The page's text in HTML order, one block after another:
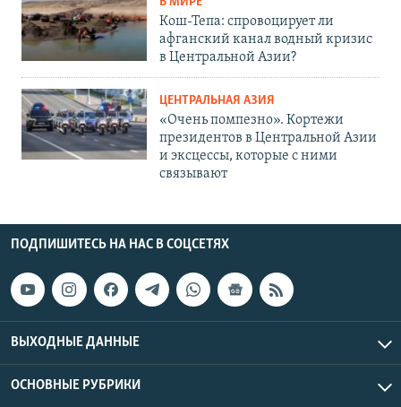
Кош-Тепа: спровоцирует ли
афганский канал водный кризис
в Центральной Азии?
ЦЕНТРАЛЬНАЯ АЗИЯ
«Очень помпезно». Кортежи
президентов в Центральной Азии
и эксцессы, которые с ними
связывают
ПОДПИШИТЕСЬ НА НАС В СОЦСЕТЯХ
ВЫХОДНЫЕ ДАННЫЕ
ОСНОВНЫЕ РУБРИКИ